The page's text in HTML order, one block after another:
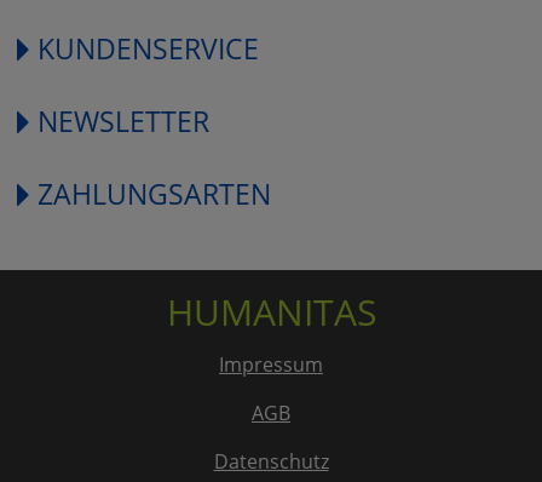
KUNDENSERVICE
NEWSLETTER
ZAHLUNGSARTEN
HUMANITAS
Impressum
AGB
Datenschutz